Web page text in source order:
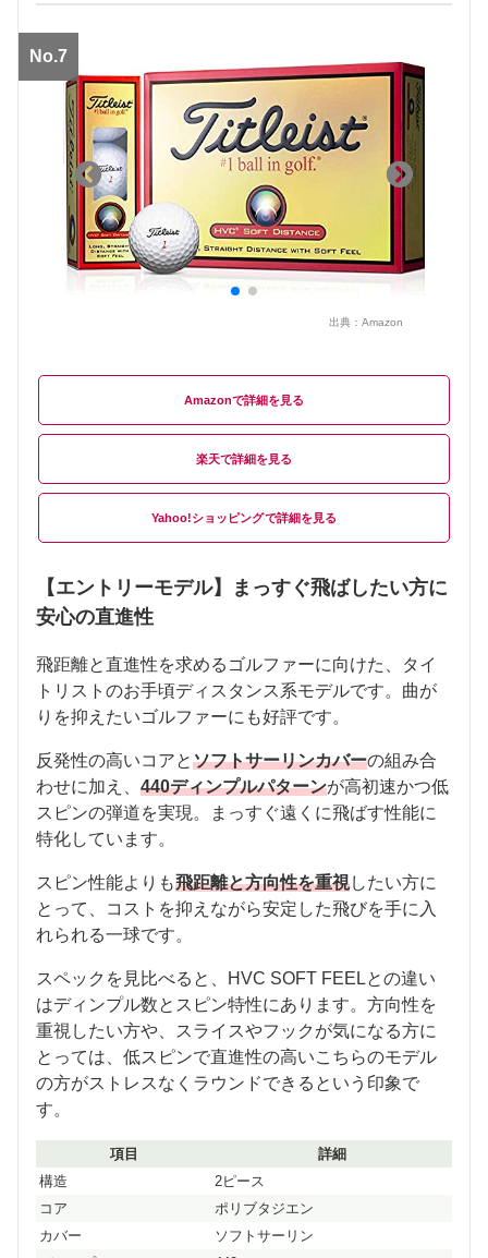
No.7
出典： Amazon
Amazon
楽天
Yahoo!ショッピング
【エントリーモデル】まっすぐ飛ばしたい方に
安心の直進性
飛距離と直進性を求めるゴルファーに向けた、タイ
トリストのお手頃ディスタンス系モデルです。曲が
りを抑えたいゴルファーにも好評です。
反発性の高いコアとソフトサーリンカバーの組み合
わせに加え、 440ディンプルパターンが高初速かつ低
スピンの弾道を実現。まっすぐ遠くに飛ばす性能に
特化しています。
スピン性能よりも飛距離と方向性を重視したい方に
とって、コストを抑えながら安定した飛びを手に入
れられる一球です。
スペックを見比べると、HVC SOFT FEELとの違い
はディンプル数とスピン特性にあります。方向性を
重視したい方や、スライスやフックが気になる方に
とっては、低スピンで直進性の高いこちらのモデル
の方がストレスなくラウンドできるという印象で
す。
項目
詳細
構造
2ピース
コア
ポリブタジエン
カバー
ソフトサーリン